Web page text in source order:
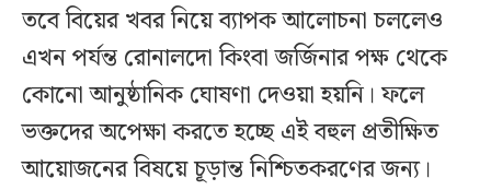
তবে বিয়ের খবর নিয়ে ব্যাপক আলোচনা চললেও
এখন পর্যন্ত রোনালদো কিংবা জর্জিনার পক্ষ থেকে
কোনো আনুষ্ঠানিক ঘোষণা দেওয়া হয়নি। ফলে
ভক্তদের অপেক্ষা করতে হচ্ছে এই বহুল প্রতীক্ষিত
আয়োজনের বিষয়ে চূড়ান্ত নিশ্চিতকরণের জন্য।